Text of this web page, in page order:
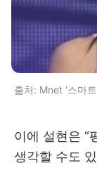
출처: Mnet '스마
이에 설현은 “
생각할 수도